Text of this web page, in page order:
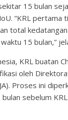
15 bulan
“KRL pertama
total
15 bulan,”
KRL buatan
oleh
Proses ini
sebelum